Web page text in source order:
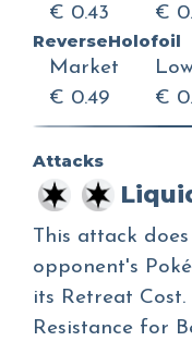
€ 0.43
€
ReverseHolofoil
Market
€ 0.49
€
Attacks
This attack
opponent's
its Retreat
Resistance for